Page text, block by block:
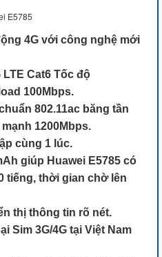
E5785
4G với công nghệ mới
Cat6 Tốc độ
100Mbps.
802.11ac băng tần
1200Mbps.
cùng 1 lúc.
giúp Huawei E5785 có
tiếng, thời gian chờ lên
thị thông tin rõ nét.
Sim 3G/4G tại Việt Nam